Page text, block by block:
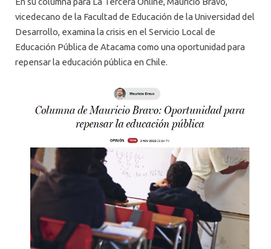
vicedecano de la Facultad de Educación de la Universidad del
Desarrollo, examina la crisis en el Servicio Local de
Educación Pública de Atacama como una oportunidad para
repensar la educación pública en Chile.